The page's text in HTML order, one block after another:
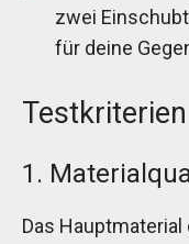
zwei
für deine
Testkriterien
1.
Das